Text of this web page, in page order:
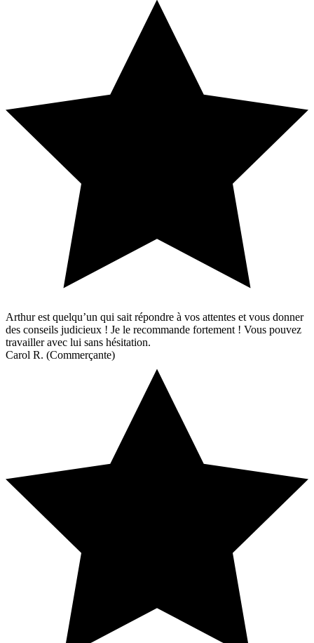
Arthur est quelqu’un qui sait répondre à vos attentes et vous donner
des conseils judicieux ! Je le recommande fortement ! Vous pouvez
travailler avec lui sans hésitation.
Carol R. (Commerçante)